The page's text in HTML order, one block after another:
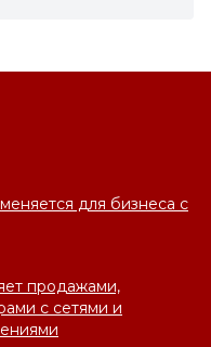
для бизнеса с
продажами,
с сетями и